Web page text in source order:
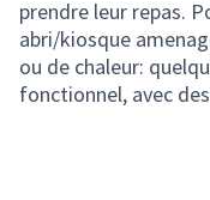
prendre leur repas.
abri/kiosque
ou de chaleur:
fonctionnel, avec des